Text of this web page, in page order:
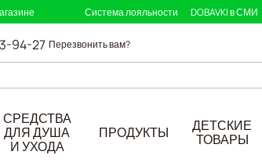
Система лояльности DOBAVKI в СМИ
94-27 Перезвонить вам?
СРЕДСТВА
ДЛЯ ДУША
И УХОДА
ПРОДУКТЫ
ДЕТСКИЕ
ТОВАРЫ